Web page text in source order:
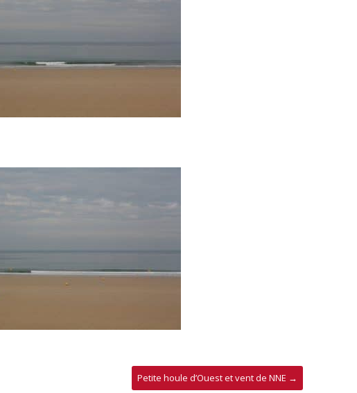
Petite houle d’Ouest et vent de NNE →